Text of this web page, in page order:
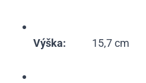
Výška: 15,7 cm